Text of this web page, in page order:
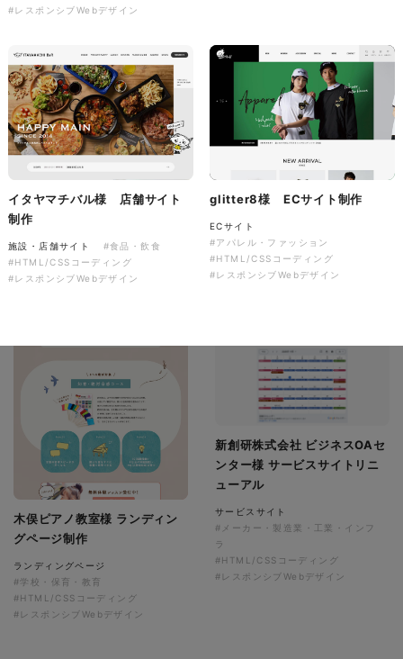
新創研株式会社 ビジネスOAセ
ンター様 サービスサイトリニ
ューアル
サービスサイト
#メーカー・製造業・工業・インフ
ラ
#HTML/CSSコーディング
#レスポンシブWebデザイン
木俣ピアノ教室様 ランディン
グページ制作
ランディングページ
#学校・保育・教育
#HTML/CSSコーディング
#レスポンシブWebデザイン
#レスポンシブWebデザイン
イタヤマチバル様 店舗サイト
制作
施設・店舗サイト
#食品・飲食
#HTML/CSSコーディング
#レスポンシブWebデザイン
glitter8様 ECサイト制作
ECサイト
#アパレル・ファッション
#HTML/CSSコーディング
#レスポンシブWebデザイン